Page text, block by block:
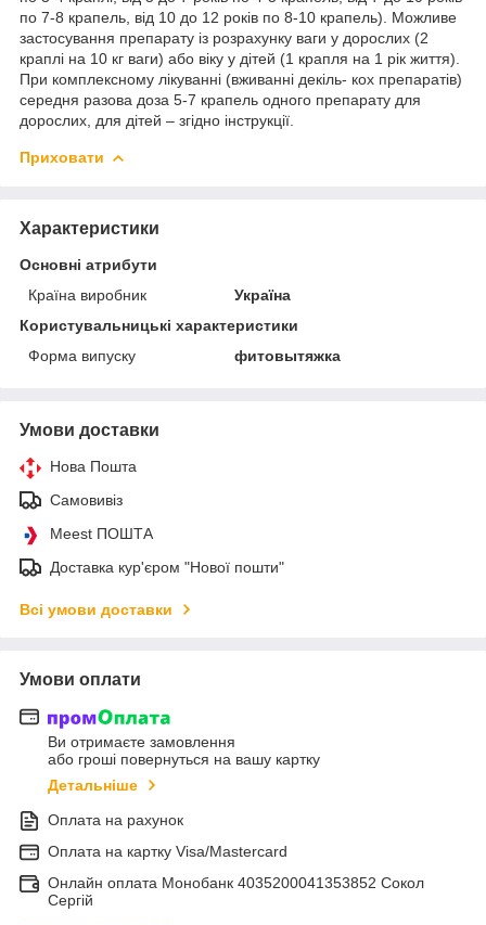
по 7-8 крапель, від 10 до 12 років по 8-10 крапель). Можливе
застосування препарату із розрахунку ваги у дорослих (2
краплі на 10 кг ваги) або віку у дітей (1 крапля на 1 рік життя).
При комплексному лікуванні (вживанні декіль- кох препаратів)
середня разова доза 5-7 крапель одного препарату для
дорослих, для дітей – згідно інструкції.
Приховати
Характеристики
Основні атрибути
Країна виробник
Україна
Користувальницькі характеристики
Форма випуску
фитовытяжка
Умови доставки
Нова Пошта
Самовивіз
Meest ПОШТА
Доставка кур'єром "Нової пошти"
Всі умови доставки
Умови оплати
Ви отримаєте замовлення
або гроші повернуться на вашу картку
Детальніше
Оплата на рахунок
Оплата на картку Visa/Mastercard
Онлайн оплата Монобанк 4035200041353852 Сокол
Сергій